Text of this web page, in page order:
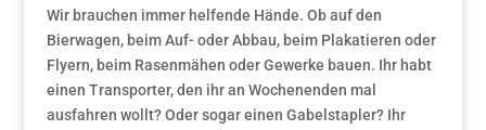
Wir brauchen immer helfende Hände. Ob auf den
Bierwagen, beim Auf- oder Abbau, beim Plakatieren oder
Flyern, beim Rasenmähen oder Gewerke bauen. Ihr habt
einen Transporter, den ihr an Wochenenden mal
ausfahren wollt? Oder sogar einen Gabelstapler? Ihr